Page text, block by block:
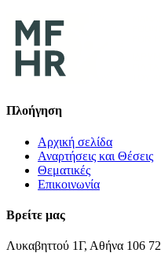
Πλοήγηση
Αρχική σελίδα
Αναρτήσεις και Θέσεις
Θεματικές
Επικοινωνία
Βρείτε μας
Λυκαβηττού 1Γ, Αθήνα 106 72